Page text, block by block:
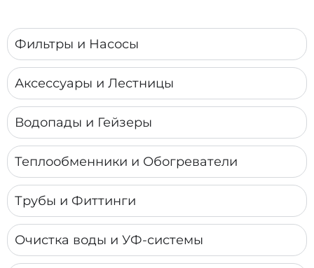
Фильтры и Насосы
Аксессуары и Лестницы
Водопады и Гейзеры
Теплообменники и Обогреватели
Трубы и Фиттинги
Очистка воды и УФ-системы